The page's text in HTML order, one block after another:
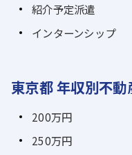
紹介予定派遣
インターンシップ
東京都 年収別不動
200万円
250万円